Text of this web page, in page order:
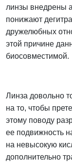
линзы внедрены
понижают
дружелюбных
этой причине
биосовместимой.
Линза довольно
на то, чтобы
этому поводу
ее подвижность
на невысокую
дополнительно